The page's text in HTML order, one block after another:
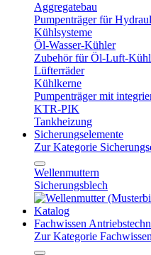
Aggregatebau
Pumpenträger für
Kühlsysteme
Öl-Wasser-Kühler
Zubehör für Öl-Luft-
Lüfterräder
Kühlkerne
Pumpenträger mit
KTR-PIK
Tankheizung
Sicherungselemente
Zur Kategorie
Wellenmuttern
Sicherungsblech
Katalog
Fachwissen
Zur Kategorie